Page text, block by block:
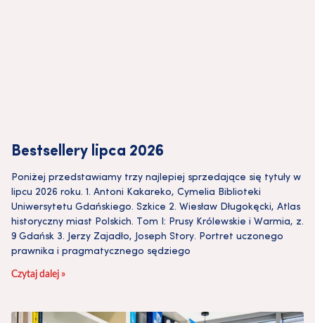
Bestsellery lipca 2026
Poniżej przedstawiamy trzy najlepiej sprzedające się tytuły w
lipcu 2026 roku. 1. Antoni Kakareko, Cymelia Biblioteki
Uniwersytetu Gdańskiego. Szkice 2. Wiesław Długokęcki, Atlas
historyczny miast Polskich. Tom I: Prusy Królewskie i Warmia, z.
9 Gdańsk 3. Jerzy Zajadło, Joseph Story. Portret uczonego
prawnika i pragmatycznego sędziego
Czytaj dalej »